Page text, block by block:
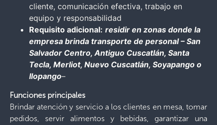
cliente, comunicación efectiva, trabajo en
equipo y responsabilidad
Requisito adicional: residir en zonas donde la
empresa brinda transporte de personal – San
Salvador Centro, Antiguo Cuscatlán, Santa
Tecla, Merliot, Nuevo Cuscatlán, Soyapango o
Ilopango–
Funciones principales
Brindar atención y servicio a los clientes en mesa, tomar
pedidos, servir alimentos y bebidas, garantizar una